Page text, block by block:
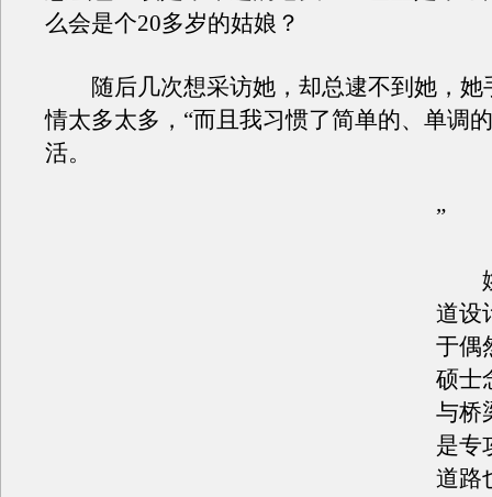
么会是个20多岁的姑娘？
随后几次想采访她，却总逮不到她，她
情太多太多，“而且我习惯了简单的、单调
活。
”
姚
道设
于偶
硕士
与桥
是专
道路